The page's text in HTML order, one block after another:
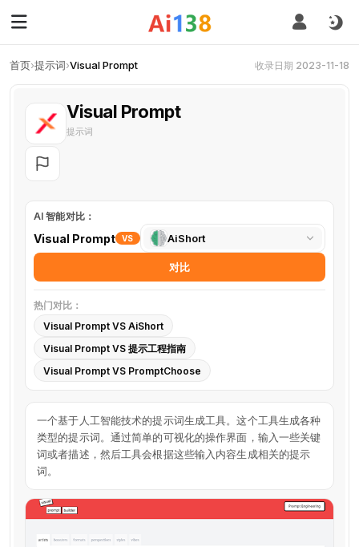
首页›提示词›Visual Prompt 收录日期 2023-11-18
Visual Prompt
提示词
AI 智能对比：
Visual Prompt VS
选
择
具
AiShort
对比
热门对比：
Visual Prompt VS AiShort
Visual Prompt VS 提示工程指南
Visual Prompt VS PromptChoose
一个基于人工智能技术的提示词生成工具。这个工具生成各种
类型的提示词。通过简单的可视化的操作界面，输入一些关键
词或者描述，然后工具会根据这些输入内容生成相关的提示
词。